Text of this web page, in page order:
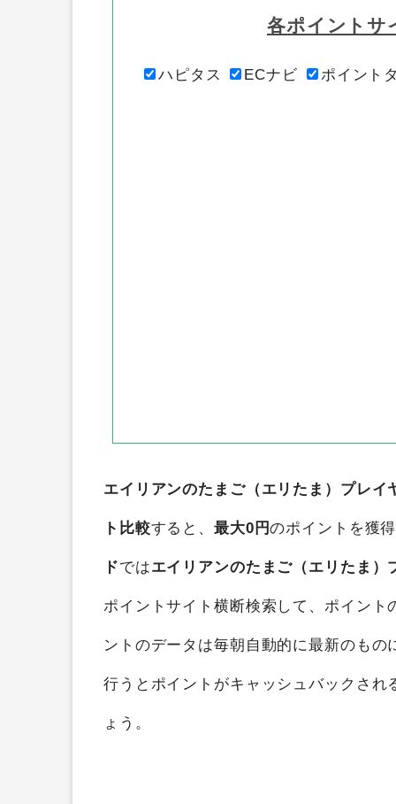
各ポイントサ
ハピタス ECナビ ポイント
エイリアンのたまご（エリたま）プレ
ト比較すると、最大0円のポイントを獲
ドではエイリアンのたまご（エリたま
ポイントサイト横断検索して、ポイン
ントのデータは毎朝自動的に最新のも
行うとポイントがキャッシュバックさ
ょう。